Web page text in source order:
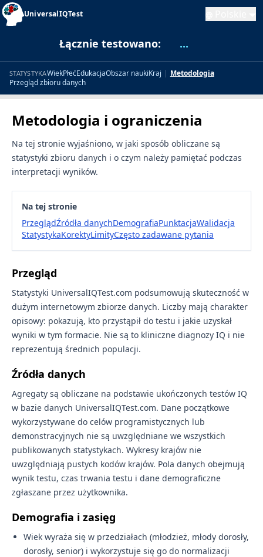
UniversalIQTest
Łącznie testowano: ...
STATYSTYKAWiekPłećEdukacjaObszar naukiKraj | Metodologia
Przegląd zbioru danych
Metodologia i ograniczenia
Na tej stronie wyjaśniono, w jaki sposób obliczane są
statystyki zbioru danych i o czym należy pamiętać podczas
interpretacji wyników.
Na tej stronie
PrzeglądŹródła danychDemografiaPunktacjaWalidacja
StatystykaKorektyLimityCzęsto zadawane pytania
Przegląd
Statystyki UniversalIQTest.com podsumowują skuteczność w
dużym internetowym zbiorze danych. Liczby mają charakter
opisowy: pokazują, kto przystąpił do testu i jakie uzyskał
wyniki w tym formacie. Nie są to kliniczne diagnozy IQ i nie
reprezentują średnich populacji.
Źródła danych
Agregaty są obliczane na podstawie ukończonych testów IQ
w bazie danych UniversalIQTest.com. Dane początkowe
wykorzystywane do celów programistycznych lub
demonstracyjnych nie są uwzględniane we wszystkich
publikowanych statystykach. Wykresy krajów nie
uwzględniają pustych kodów krajów. Pola danych obejmują
wynik testu, czas trwania testu i dane demograficzne
zgłaszane przez użytkownika.
Demografia i zasięg
Wiek wyraża się w przedziałach (młodzież, młody dorosły,
dorosły, senior) i wykorzystuje się go do normalizacji